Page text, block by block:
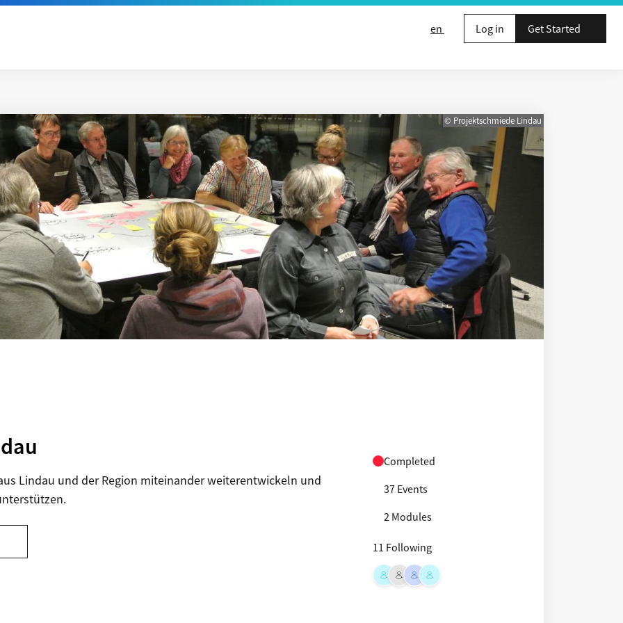
en
Log in Get Started
© Projektschmiede Lindau
Lindau und der Region miteinander weiterentwickeln und
Completed
37 Events
2 Modules
11 Following